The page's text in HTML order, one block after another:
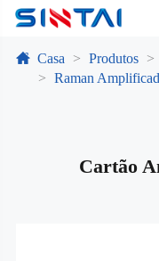
Casa Produtos
Raman
Cartão